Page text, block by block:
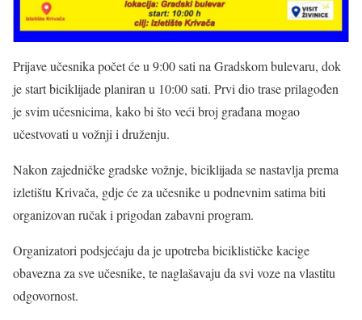
Prijave učesnika počet će u 9:00 sati na Gradskom bulevaru, dok
je start biciklijade planiran u 10:00 sati. Prvi dio trase prilagođen
je svim učesnicima, kako bi što veći broj građana mogao
učestvovati u vožnji i druženju.
Nakon zajedničke gradske vožnje, biciklijada se nastavlja prema
izletištu Krivača, gdje će za učesnike u podnevnim satima biti
organizovan ručak i prigodan zabavni program.
Organizatori podsjećaju da je upotreba biciklističke kacige
obavezna za sve učesnike, te naglašavaju da svi voze na vlastitu
odgovornost.